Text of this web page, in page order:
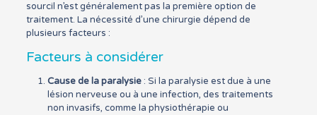
sourcil n’est généralement pas la première option de
traitement. La nécessité d’une chirurgie dépend de
plusieurs facteurs :
Facteurs à considérer
Cause de la paralysie: Si la paralysie est due à une
lésion nerveuse ou à une infection, des traitements
non invasifs, comme la physiothérapie ou